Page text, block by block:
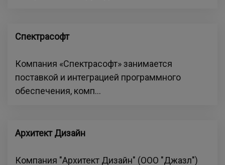
Спектрасофт
Компания «Спектрасофт» занимается
поставкой и интеграцией программного
обеспечения, комп...
Архитект Дизайн
Компания "Архитект Дизайн" (ООО "Джазл")